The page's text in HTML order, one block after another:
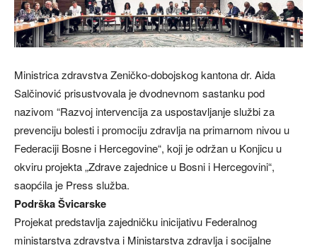
Ministrica zdravstva Zeničko-dobojskog kantona dr. Aida
Salčinović prisustvovala je dvodnevnom sastanku pod
nazivom “Razvoj intervencija za uspostavljanje službi za
prevenciju bolesti i promociju zdravlja na primarnom nivou u
Federaciji Bosne i Hercegovine“, koji je održan u Konjicu u
okviru projekta „Zdrave zajednice u Bosni i Hercegovini“,
saopćila je Press služba.
Podrška Švicarske
Projekat predstavlja zajedničku inicijativu Federalnog
ministarstva zdravstva i Ministarstva zdravlja i socijalne